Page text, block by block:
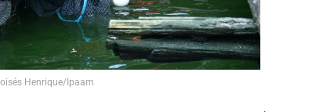
Henrique/Ipaam